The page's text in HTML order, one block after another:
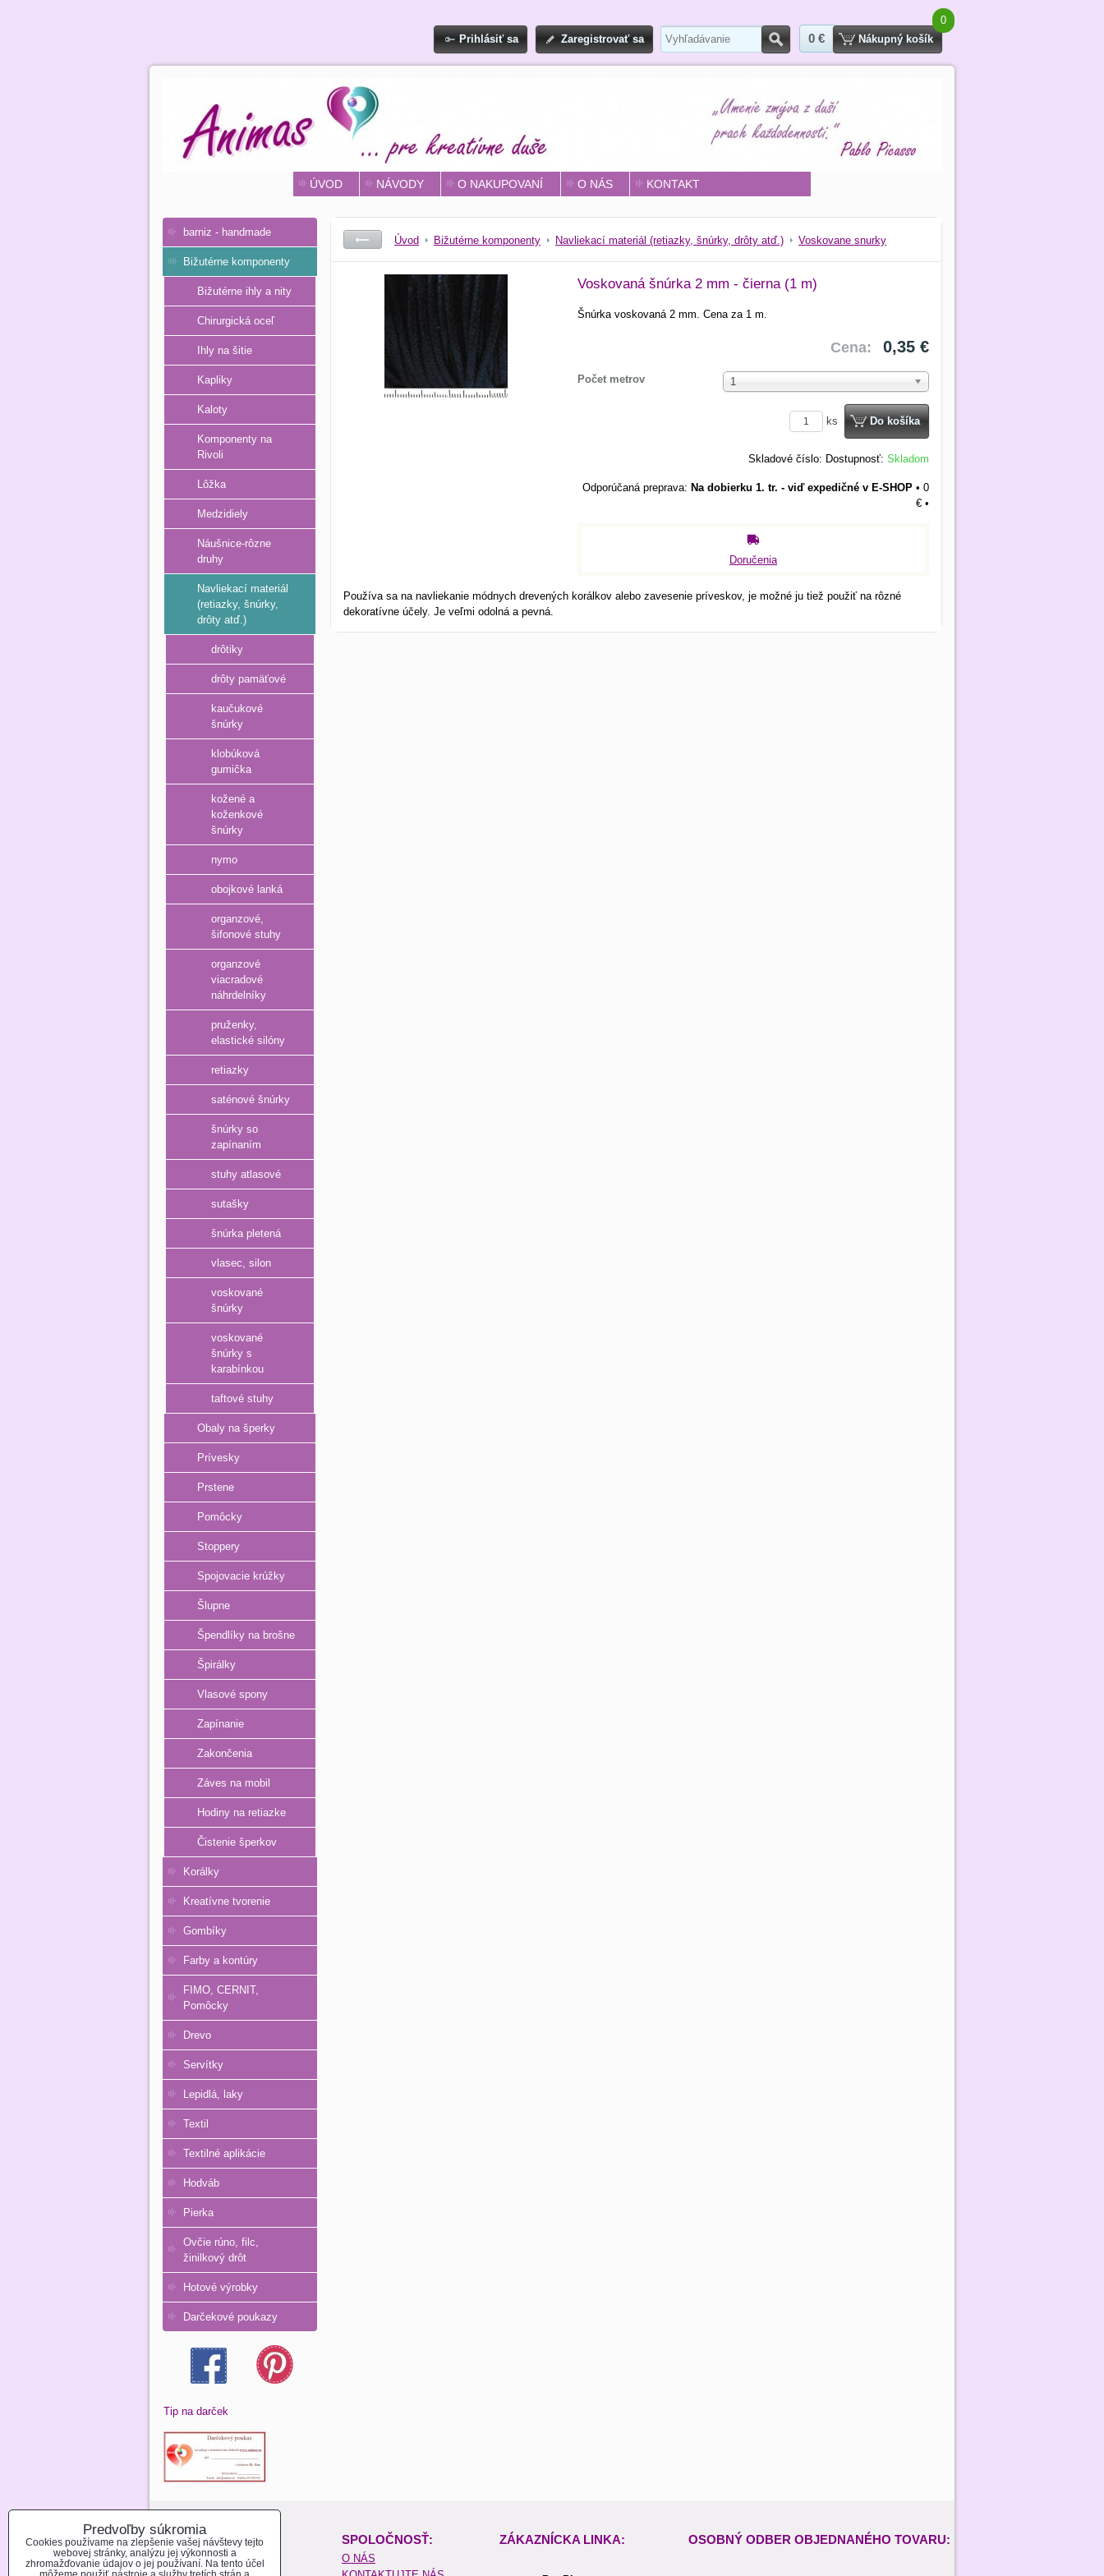
Prihlásiť sa Zaregistrovať sa Hľadať
0 €
0
Nákupný košík
ÚVOD NÁVODY O NAKUPOVANÍ O NÁS KONTAKT
Úvod Bižutérne komponenty Navliekací materiál (retiazky, šnúrky, drôty atď.) Voskovane snurky
Voskovaná šnúrka 2 mm - čierna (1 m)
Šnúrka voskovaná 2 mm. Cena za 1 m.
Cena: 0,35 €
Počet metrov 1
ks Do košíka
Skladové číslo: Dostupnosť: Skladom
Na dobierku 1. tr. - viď expedičné v E-SHOP • 0
€ •
Doručenia
Používa sa na navliekanie módnych drevených korálkov alebo zavesenie príveskov, je možné ju tiež použiť na rôzné
dekoratívne účely. Je veľmi odolná a pevná.
barniz - handmade
Bižutérne komponenty
Bižutérne ihly a nity
Chirurgická oceľ
Ihly na šitie
Kapliky
Kaloty
Komponenty na
Rivoli
Lôžka
Medzidiely
Náušnice-rôzne
druhy
Navliekací materiál
(retiazky, šnúrky,
drôty atď.)
drôtiky
drôty pamäťové
kaučukové
šnúrky
klobúková
gumička
kožené a
koženkové
šnúrky
nymo
obojkové lanká
organzové,
šifonové stuhy
organzové
viacradové
náhrdelníky
pruženky,
elastické silóny
retiazky
saténové šnúrky
šnúrky so
zapínaním
stuhy atlasové
sutašky
šnúrka pletená
vlasec, silon
voskované
šnúrky
voskované
šnúrky s
karabínkou
taftové stuhy
Obaly na šperky
Prívesky
Prstene
Pomôcky
Stoppery
Spojovacie krúžky
Šlupne
Špendlíky na brošne
Špirálky
Vlasové spony
Zapínanie
Zakončenia
Záves na mobil
Hodiny na retiazke
Čistenie šperkov
Korálky
Kreatívne tvorenie
Gombíky
Farby a kontúry
FIMO, CERNIT,
Pomôcky
Drevo
Servítky
Lepidlá, laky
Textil
Textilné aplikácie
Hodváb
Pierka
Ovčie rúno, filc,
žinilkový drôt
Hotové výrobky
Darčekové poukazy
Tip na darček
O NAKUPOVANÍ: SPOLOČNOSŤ: ZÁKAZNÍCKA LINKA: OSOBNÝ ODBER OBJEDNANÉHO TOVARU:
REGISTROVAŤ SA
O NÁS
Predvoľby súkromia
Cookies používame na zlepšenie vašej návštevy tejto
webovej stránky, analýzu jej výkonnosti a
zhromažďovanie údajov o jej používaní. Na tento účel